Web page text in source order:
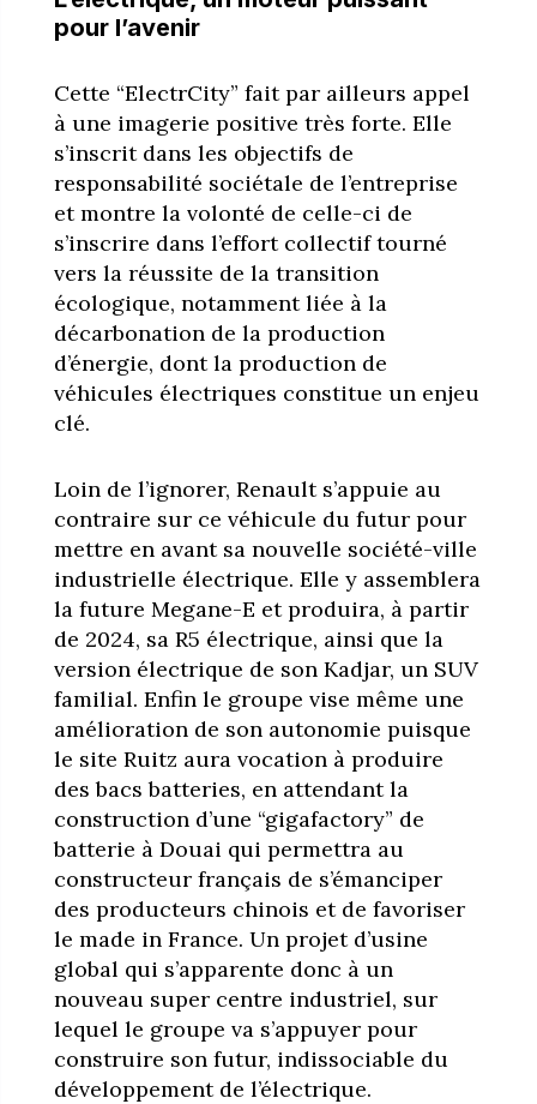
pour l’avenir
Cette “ElectrCity” fait par ailleurs appel
à une imagerie positive très forte. Elle
s’inscrit dans les objectifs de
responsabilité sociétale de l’entreprise
et montre la volonté de celle-ci de
s’inscrire dans l’effort collectif tourné
vers la réussite de la transition
écologique, notamment liée à la
décarbonation de la production
d’énergie, dont la production de
véhicules électriques constitue un enjeu
clé.
Loin de l’ignorer, Renault s’appuie au
contraire sur ce véhicule du futur pour
mettre en avant sa nouvelle société-ville
industrielle électrique. Elle y assemblera
la future Megane-E et produira, à partir
de 2024, sa R5 électrique, ainsi que la
version électrique de son Kadjar, un SUV
familial. Enfin le groupe vise même une
amélioration de son autonomie puisque
le site Ruitz aura vocation à produire
des bacs batteries, en attendant la
construction d’une “gigafactory” de
batterie à Douai qui permettra au
constructeur français de s’émanciper
des producteurs chinois et de favoriser
le made in France. Un projet d’usine
global qui s’apparente donc à un
nouveau super centre industriel, sur
lequel le groupe va s’appuyer pour
construire son futur, indissociable du
développement de l’électrique.